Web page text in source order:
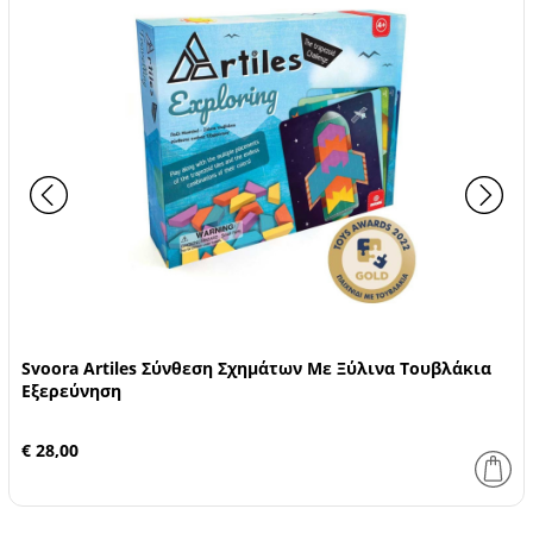
Svoora Artiles Σύνθεση Σχημάτων Με Ξύλινα Τουβλάκια
Εξερεύνηση
€ 28,00